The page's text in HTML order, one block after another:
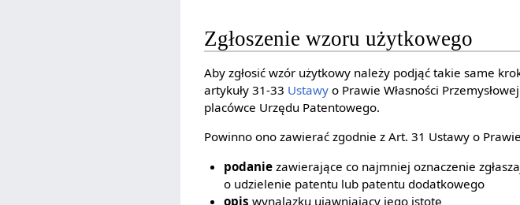
Zgłoszenie wzoru użytkowego
Aby zgłosić wzór użytkowy należy podjąć takie same
artykuły 31-33 Ustawy o Prawie Własności
placówce Urzędu Patentowego.
Powinno ono zawierać zgodnie z Art. 31 Ustawy o
podaniezawierające co najmniej oznaczenie
o udzielenie patentu lub patentu dodatkowego
opis wynalazku ujawniający jego istotę